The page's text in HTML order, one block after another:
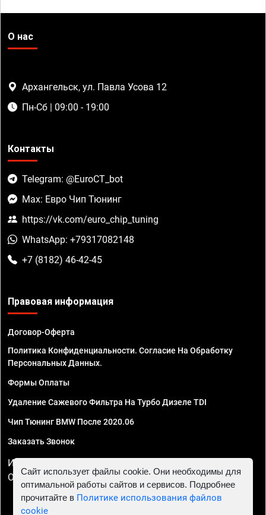
О нас
Архангельск, ул. Павла Усова 12
Пн-Сб | 09:00 - 19:00
Контакты
Telegram: @EuroCT_bot
Max: Евро Чип Тюнинг
https://vk.com/euro_chip_tuning
WhatsApp: +79317082148
+7 (8182) 46-42-45
Правовая информация
Договор-Оферта
Политика Конфиденциальности. Согласие На Обработку
Персональных Данных.
Формы Оплаты
Удаление Сажевого Фильтра На Турбо Дизеле TDI
Чип Тюнинг BMW После 2020.06
Заказать Звонок
ИП Смирнов Георгий Павлович. ИНН 781302555843,
ОГРНИП 324470400032610
Сайт использует файлы cookie. Они необходимы для
оптимальной работы сайтов и сервисов. Подробнее
прочитайте в Политике использования файлов
cookie